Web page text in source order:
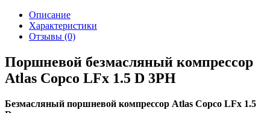
Описание
Характеристики
Отзывы (0)
Поршневой безмасляный компрессор
Atlas Copco LFx 1.5 D 3PH
Безмасляный поршневой компрессор Atlas Copco LFx 1.5